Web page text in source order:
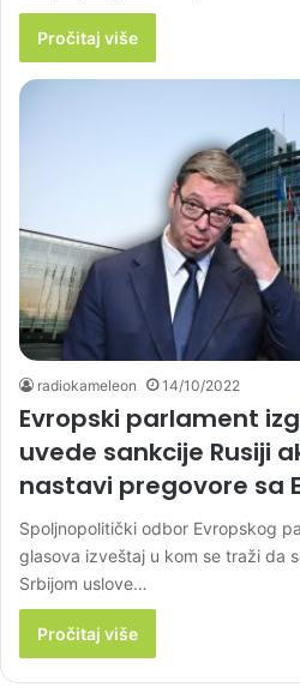
Pročitaj više
radiokameleon 14/10/2022
Evropski parlament
uvede sankcije Rusiji
nastavi pregovore sa
Spoljnopolitički odbor Evropskog
glasova izveštaj u kom se traži da
Srbijom uslove…
Pročitaj više